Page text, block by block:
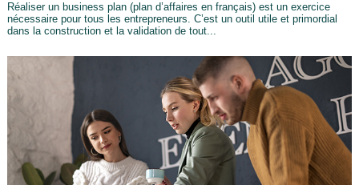
Réaliser un business plan (plan d’affaires en français) est un exercice
nécessaire pour tous les entrepreneurs. C’est un outil utile et primordial
dans la construction et la validation de tout...